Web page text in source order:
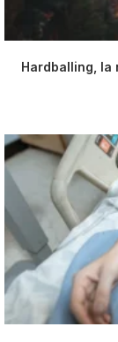
Hardballing, la